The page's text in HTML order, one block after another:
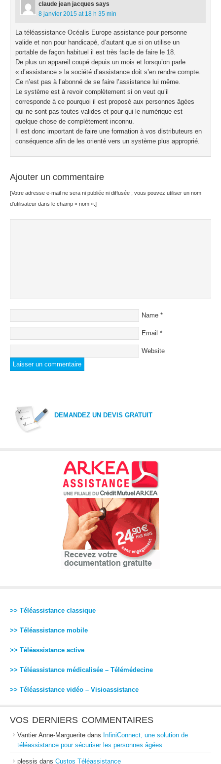
claude jean jacques says
8 janvier 2015 at 18 h 35 min
La téléassistance Océalis Europe assistance pour personne
valide et non pour handicapé, d’autant que si on utilise un
portable de façon habituel il est très facile de faire le 18.
De plus un appareil coupé depuis un mois et lorsqu’on parle
« d’assistance » la société d’assistance doit s’en rendre compte.
Ce n’est pas à l’abonné de se faire l’assistance lui même.
Le système est à revoir complètement si on veut qu’il
corresponde à ce pourquoi il est proposé aux personnes âgées
qui ne sont pas toutes valides et pour qui le numérique est
quelque chose de complètement inconnu.
Il est donc important de faire une formation à vos distributeurs en
conséquence afin de les orienté vers un système plus approprié.
Ajouter un commentaire
[Votre adresse e-mail ne sera ni publiée ni diffusée ; vous pouvez utiliser un nom
d’utilisateur dans le champ « nom ».]
Name *
Email *
Website
DEMANDEZ UN DEVIS GRATUIT
>> Téléassistance classique
>> Téléassistance mobile
>> Téléassistance active
>> Téléassistance médicalisée – Télémédecine
>> Téléassistance vidéo – Visioassistance
VOS DERNIERS COMMENTAIRES
Vantier Anne-Marguerite dans InfiniConnect, une solution de
téléassistance pour sécuriser les personnes âgées
plessis dans Custos Téléassistance